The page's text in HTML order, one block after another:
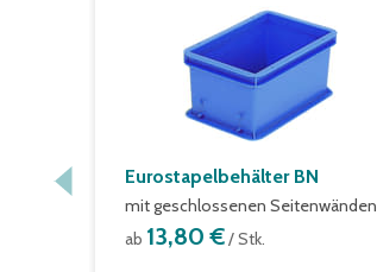
Eurostapelbehälter BN
mit geschlossenen Seitenwänden
ab 13,80 €/ Stk.